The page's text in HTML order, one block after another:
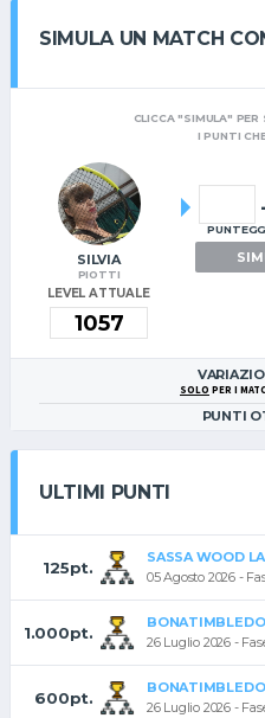
SIMULA UN MATCH
CLICCA "SIMULA" PER
I PUNTI
SILVIA
PIOTTI
LEVEL ATTUALE
SOLO PER I
PUNTI
ULTIMI PUNTI
125pt.
SASSA WOOD
05 Agosto 2026 -
1.000pt.
26 Luglio 2026 -
600pt.
26 Luglio 2026 -